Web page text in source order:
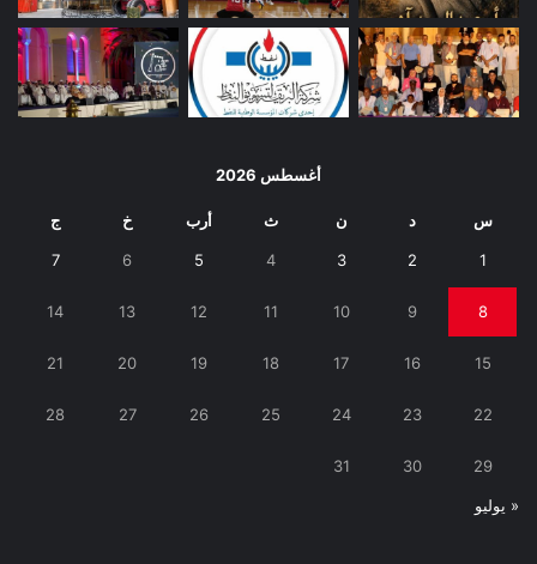
أغسطس 2026
س د ن ث أرب خ ج
1
2
3
4
5
6
7
8
9
10
11
12
13
14
15
16
17
18
19
20
21
22
23
24
25
26
27
28
29
30
31
« يوليو